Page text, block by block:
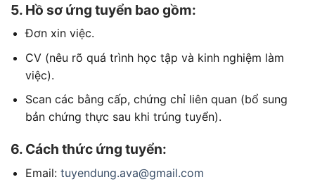
5. Hồ sơ ứng tuyển bao gồm:
Đơn xin việc.
CV (nêu rõ quá trình học tập và kinh nghiệm làm
việc).
Scan các bằng cấp, chứng chỉ liên quan (bổ sung
bản chứng thực sau khi trúng tuyển).
6. Cách thức ứng tuyển:
Email: tuyendung.ava@gmail.com